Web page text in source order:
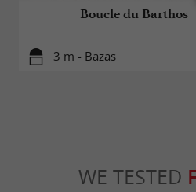
Boucle du Barthos
3 m - Bazas
WE TESTED